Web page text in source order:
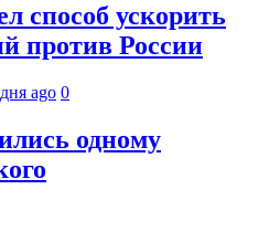
способ ускорить
против России
ago 0
одному